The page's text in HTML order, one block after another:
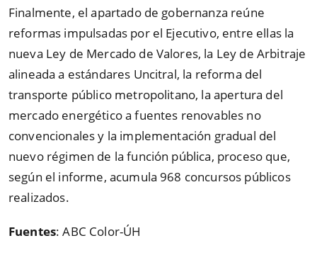
Finalmente, el apartado de gobernanza reúne
reformas impulsadas por el Ejecutivo, entre ellas la
nueva Ley de Mercado de Valores, la Ley de Arbitraje
alineada a estándares Uncitral, la reforma del
transporte público metropolitano, la apertura del
mercado energético a fuentes renovables no
convencionales y la implementación gradual del
nuevo régimen de la función pública, proceso que,
según el informe, acumula 968 concursos públicos
realizados.
Fuentes: ABC Color-ÚH